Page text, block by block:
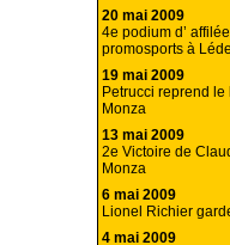
20 mai 2009
4e podium d’
promosports à
19 mai 2009
Petrucci reprend
Monza
13 mai 2009
2e Victoire de
Monza
6 mai 2009
Lionel Richier
4 mai 2009